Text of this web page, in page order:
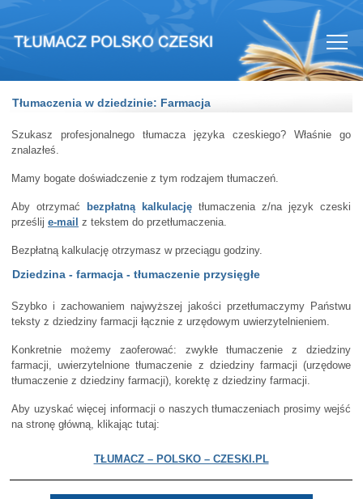
Tłumaczenia w dziedzinie: Farmacja
Szukasz profesjonalnego tłumacza języka czeskiego? Właśnie go
znalazłeś.
Mamy bogate doświadczenie z tym rodzajem tłumaczeń.
Aby otrzymać bezpłatną kalkulację tłumaczenia z/na język czeski
prześlij e-mail z tekstem do przetłumaczenia.
Bezpłatną kalkulację otrzymasz w przeciągu godziny.
Dziedzina - farmacja - tłumaczenie przysięgłe
Szybko i zachowaniem najwyższej jakości przetłumaczymy Państwu
teksty z dziedziny farmacji łącznie z urzędowym uwierzytelnieniem.
Konkretnie możemy zaoferować: zwykłe tłumaczenie z dziedziny
farmacji, uwierzytelnione tłumaczenie z dziedziny farmacji (urzędowe
tłumaczenie z dziedziny farmacji), korektę z dziedziny farmacji.
Aby uzyskać więcej informacji o naszych tłumaczeniach prosimy wejść
na stronę główną, klikając tutaj:
TŁUMACZ – POLSKO – CZESKI.PL